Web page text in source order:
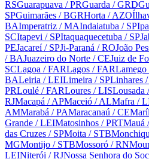
RSGuarapuava / PRGuarda / GRD
SPGuimarães / BGRHorta / AZO
BAImperatriz / MAIndaiatuba / SP
SCItapevi / SPItaquaquecetuba / SP
PEJacareí/ SPJi-Paraná / ROJoão
/ BAJuazeiro do Norte / CEJuiz de
SCLagoa / FARLagos / FARLamego
BALeiria / LEILimeira / SPLinhares
PRLoulé / FARLoures / LISLousada
RJMacapá / APMaceió / ALMafra /
AMMarabá / PAMaracanaú / CE
Grande / LEIMatosinhos / PRTMauá
das Cruzes / SPMoita / STB
MGMontijo / STBMossoró / RN
LEINiterói / RJNossa Senhora do